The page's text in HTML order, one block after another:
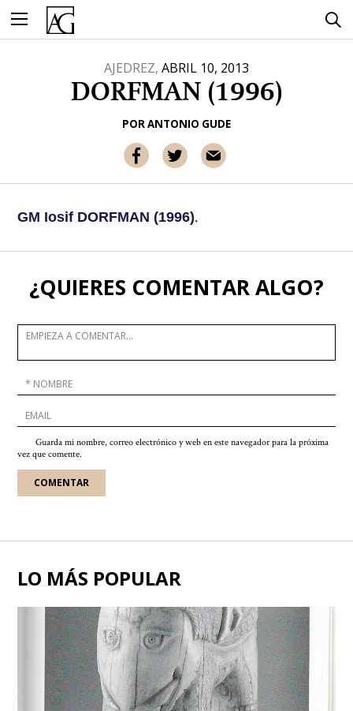
contenido
AJEDREZ, ABRIL 10, 2013
DORFMAN (1996)
PORANTONIO GUDE
GM Iosif DORFMAN (1996).
¿QUIERES COMENTAR ALGO?
Guarda mi nombre, correo electrónico y web en este navegador para la próxima
vez que comente.
LO MÁS POPULAR